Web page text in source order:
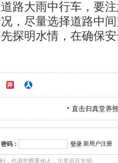
大雨中行车，要注
，尽量选择道路中
探明水情，在确保
直击归真堂养
密码： 新用户注册